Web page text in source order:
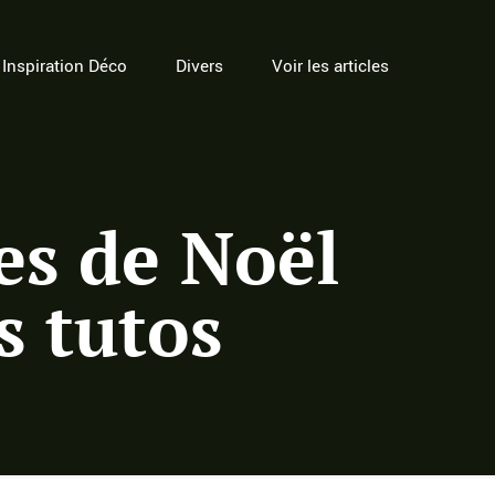
Inspiration Déco Divers Voir les articles
de Noël
tutos